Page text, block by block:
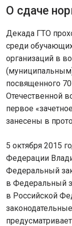
О сдаче
Декада ГТО
среди
организаций в
посвященного
Отечественной
первое
занесены в
5 октября 2015
Федерации
Федеральный
в Федеральный
в Российской